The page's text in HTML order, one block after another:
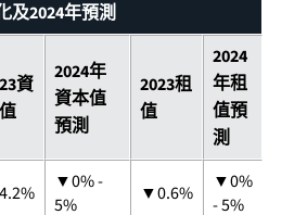
及2024年預測
資
2024年
資本值
預測
2023租
值
2024
年租
值預
測
▼0% -
5%
▼0.6%
▼0%
- 5%